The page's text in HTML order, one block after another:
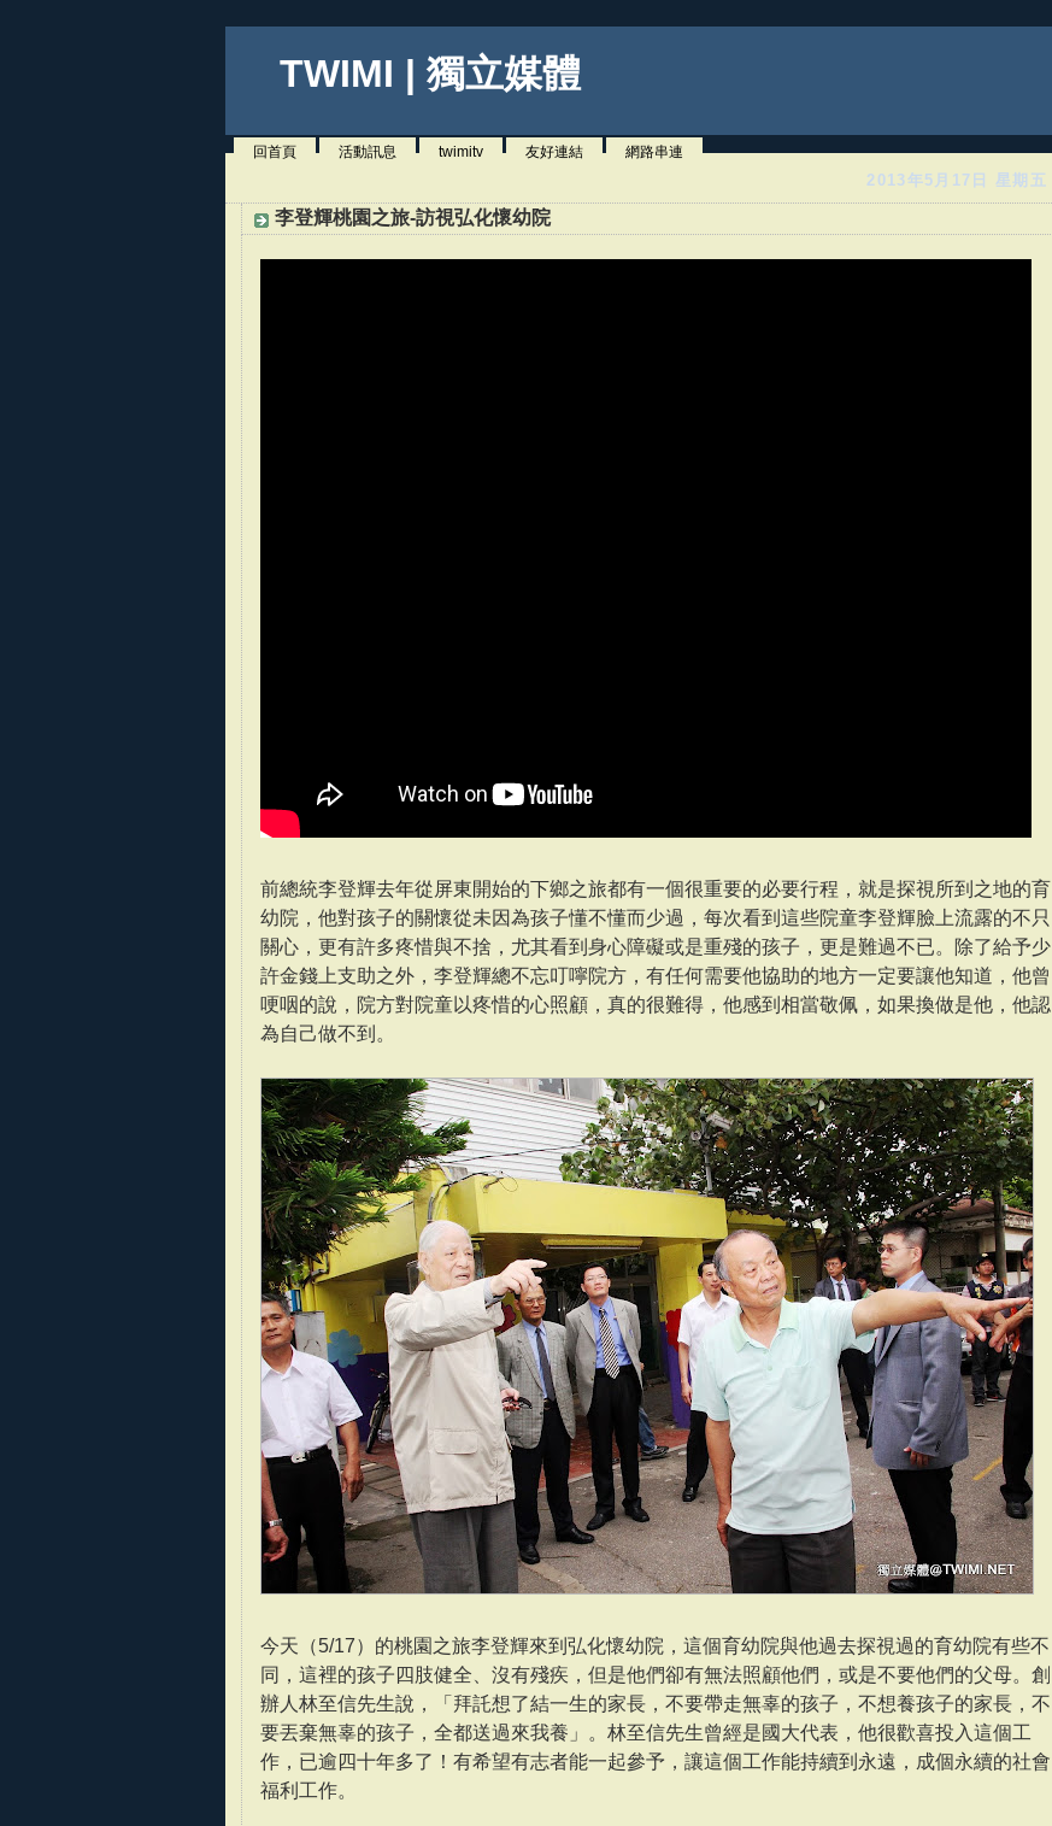
TWIMI | 獨立媒體
回首頁 活動訊息 twimitv 友好連結 網路串連
2013年5月17日 星期五
李登輝桃園之旅-訪視弘化懷幼院
前總統李登輝去年從屏東開始的下鄉之旅都有一個很重要的必要行程，就是探視所到之地的育
幼院，他對孩子的關懷從未因為孩子懂不懂而少過，每次看到這些院童李登輝臉上流露的不只
關心，更有許多疼惜與不捨，尤其看到身心障礙或是重殘的孩子，更是難過不已。除了給予少
許金錢上支助之外，李登輝總不忘叮嚀院方，有任何需要他協助的地方一定要讓他知道，他曾
哽咽的說，院方對院童以疼惜的心照顧，真的很難得，他感到相當敬佩，如果換做是他，他認
為自己做不到。
今天（5/17）的桃園之旅李登輝來到弘化懷幼院，這個育幼院與他過去探視過的育幼院有些不
同，這裡的孩子四肢健全、沒有殘疾，但是他們卻有無法照顧他們，或是不要他們的父母。創
辦人林至信先生說，「拜託想了結一生的家長，不要帶走無辜的孩子，不想養孩子的家長，不
要丟棄無辜的孩子，全都送過來我養」。林至信先生曾經是國大代表，他很歡喜投入這個工
作，已逾四十年多了！有希望有志者能一起參予，讓這個工作能持續到永遠，成個永續的社會
福利工作。